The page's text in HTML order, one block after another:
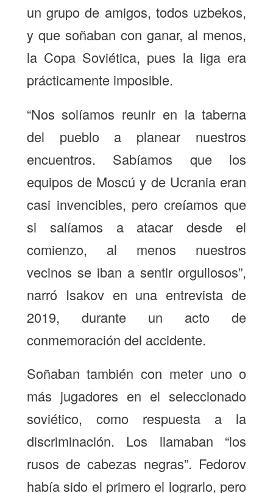
un grupo de amigos, todos uzbekos,
y que soñaban con ganar, al menos,
la Copa Soviética, pues la liga era
prácticamente imposible.
“Nos solíamos reunir en la taberna
del pueblo a planear nuestros
encuentros. Sabíamos que los
equipos de Moscú y de Ucrania eran
casi invencibles, pero creíamos que
si salíamos a atacar desde el
comienzo, al menos nuestros
vecinos se iban a sentir orgullosos”,
narró Isakov en una entrevista de
2019, durante un acto de
conmemoración del accidente.
Soñaban también con meter uno o
más jugadores en el seleccionado
soviético, como respuesta a la
discriminación. Los llamaban “los
rusos de cabezas negras”. Fedorov
había sido el primero el lograrlo, pero